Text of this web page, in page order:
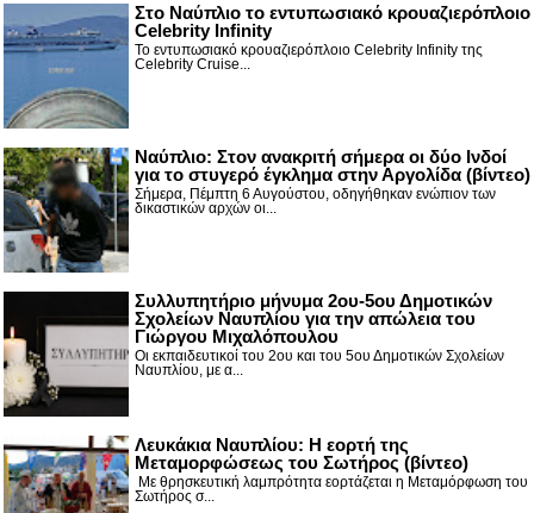
Στο Ναύπλιο το εντυπωσιακό κρουαζιερόπλοιο
Celebrity Infinity
Το εντυπωσιακό κρουαζιερόπλοιο Celebrity Infinity της
Celebrity Cruise...
Nαύπλιο: Στον ανακριτή σήμερα οι δύο Ινδοί
για το στυγερό έγκλημα στην Αργολίδα (βίντεο)
Σήμερα, Πέμπτη 6 Αυγούστου, οδηγήθηκαν ενώπιον των
δικαστικών αρχών οι...
Συλλυπητήριο μήνυμα 2ου-5ου Δημοτικών
Σχολείων Ναυπλίου για την απώλεια του
Γιώργου Μιχαλόπουλου
Οι εκπαιδευτικοί του 2ου και του 5ου Δημοτικών Σχολείων
Ναυπλίου, με α...
Λευκάκια Ναυπλίου: Η εορτή της
Μεταμορφώσεως του Σωτήρος (βίντεο)
Με θρησκευτική λαμπρότητα εορτάζεται η Μεταμόρφωση του
Σωτήρος σ...